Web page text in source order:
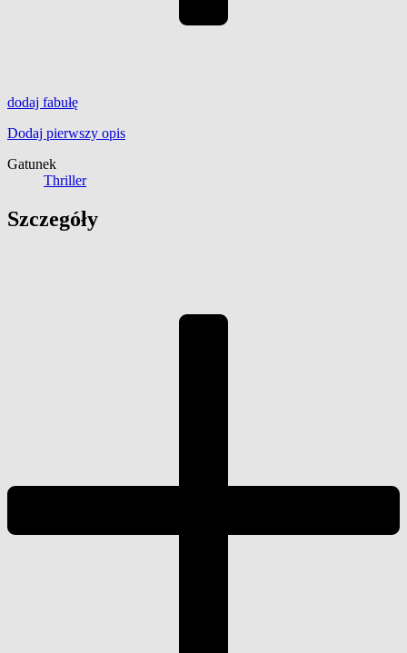
dodaj fabułę
Dodaj pierwszy opis
Gatunek
Thriller
Szczegóły